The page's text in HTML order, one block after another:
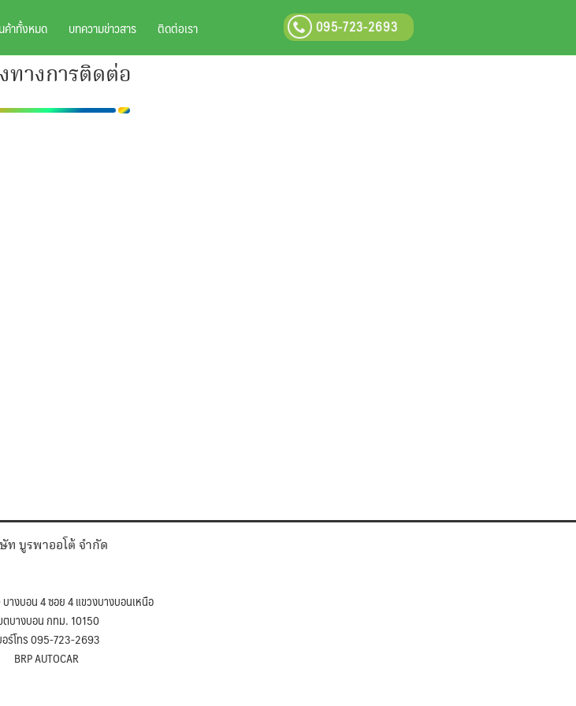
095-723-2693
ค้าทั้งหมด บทความข่าวสาร ติดต่อเรา
ทางการติดต่อ
ท บูรพาออโต้ จำกัด
างบอน 4 ซอย 4 แขวงบางบอนเหนือ
ตบางบอน กทม. 10150
อร์โทร 095-723-2693
BRP AUTOCAR